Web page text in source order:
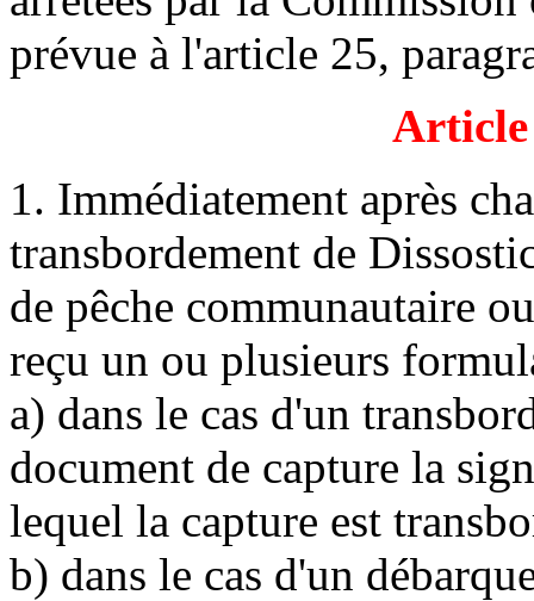
prévue à l'article 25,
1. Immédiatement après
transbordement de
de pêche communautaire
reçu un ou plusieurs
a) dans le cas d'un
document de capture la
lequel la capture est
b) dans le cas d'un